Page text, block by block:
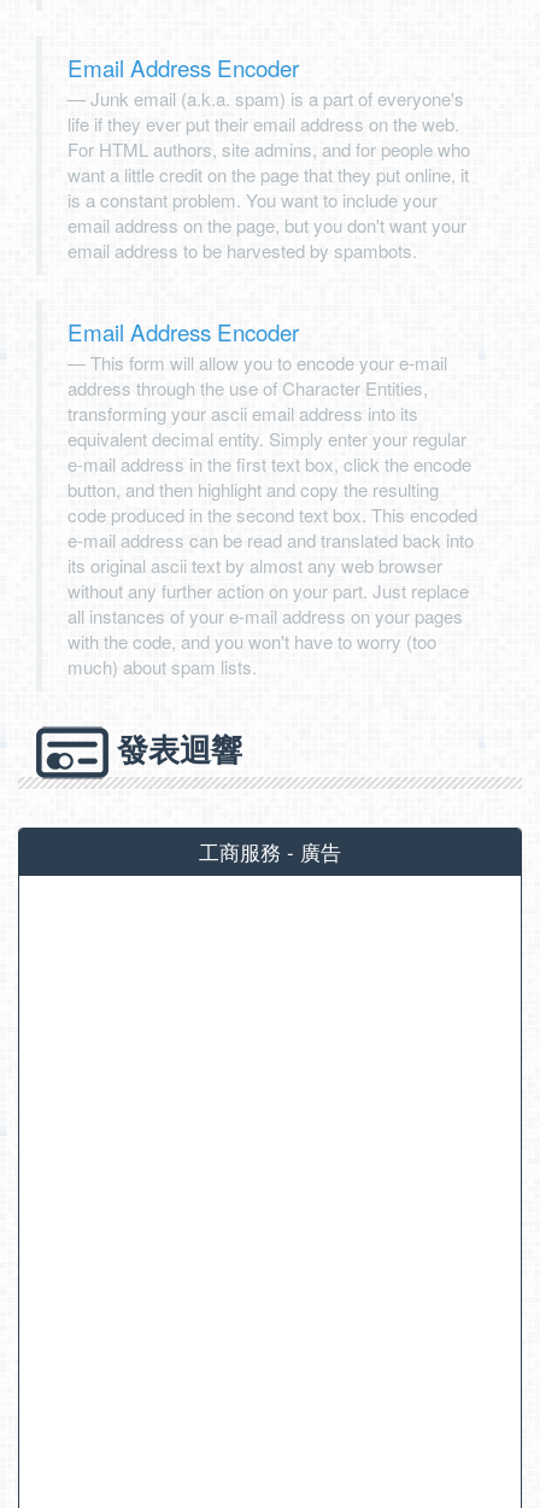
Email Address Encoder
Junk email (a.k.a. spam) is a part of everyone's
life if they ever put their email address on the web.
For HTML authors, site admins, and for people who
want a little credit on the page that they put online, it
is a constant problem. You want to include your
email address on the page, but you don't want your
email address to be harvested by spambots.
Email Address Encoder
This form will allow you to encode your e-mail
address through the use of Character Entities,
transforming your ascii email address into its
equivalent decimal entity. Simply enter your regular
e-mail address in the first text box, click the encode
button, and then highlight and copy the resulting
code produced in the second text box. This encoded
e-mail address can be read and translated back into
its original ascii text by almost any web browser
without any further action on your part. Just replace
all instances of your e-mail address on your pages
with the code, and you won't have to worry (too
much) about spam lists.
發表迴響
工商服務 - 廣告